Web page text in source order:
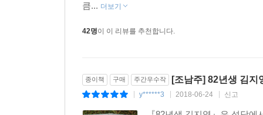
큼... 더보기
42명이 이 리뷰를 추천합니다.
종이책 구매 주간우수작 [조남주] 82년생 김지
y******3 2018-06-24 신고